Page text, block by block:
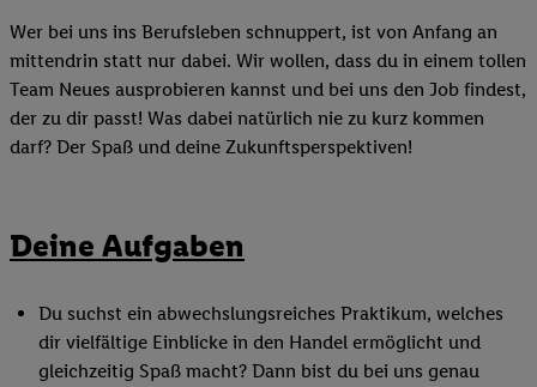
Wer bei uns ins Berufsleben schnuppert, ist von Anfang an
mittendrin statt nur dabei. Wir wollen, dass du in einem tollen
Team Neues ausprobieren kannst und bei uns den Job findest,
der zu dir passt! Was dabei natürlich nie zu kurz kommen
darf? Der Spaß und deine Zukunftsperspektiven!
Deine Aufgaben
Du suchst ein abwechslungsreiches Praktikum, welches
dir vielfältige Einblicke in den Handel ermöglicht und
gleichzeitig Spaß macht? Dann bist du bei uns genau